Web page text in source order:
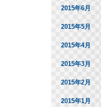
2015年6月
2015年5月
2015年4月
2015年3月
2015年2月
2015年1月